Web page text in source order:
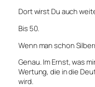
Dort wirst Du auch
Bis 50.
Wenn man schon
Genau. Im Ernst, was
Wertung, die in die
wird.